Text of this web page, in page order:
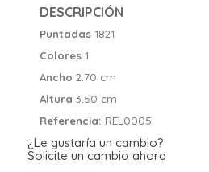
DESCRIPCIÓN
Puntadas 1821
Colores 1
Ancho2.70 cm
Altura3.50 cm
Referencia: REL0005
¿Le gustaría un cambio?
Solicite un cambio ahora